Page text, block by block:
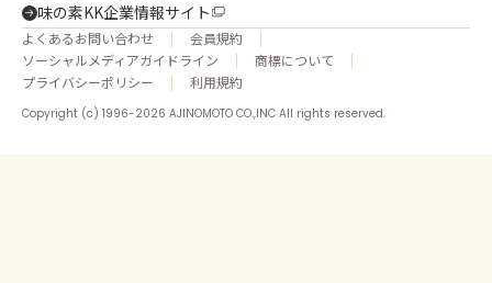
味の素KK企業情報サイト
よくあるお問い合わせ
会員規約
ソーシャルメディアガイドライン
商標について
プライバシーポリシー
利用規約
Copyright (c) 1996-2026 AJINOMOTO CO.,INC All rights reserved.